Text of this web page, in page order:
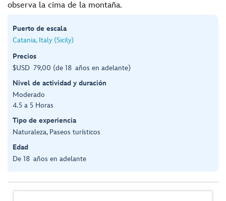
observa la cima de la montaña.
Puerto de escala
Catania, Italy (Sicily)
Precios
$USD 79,00 (de 18 años en adelante)
Nivel de actividad y duración
Moderado
4.5 a 5 Horas
Tipo de experiencia
Naturaleza, Paseos turísticos
Edad
De 18 años en adelante